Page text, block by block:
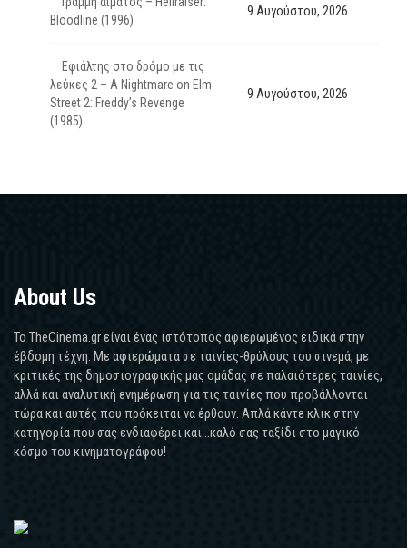
Bloodline (1996)
9 Αυγούστου, 2026
Εφιάλτης στο δρόμο με τις
λεύκες 2 – A Nightmare on Elm
Street 2: Freddy’s Revenge
(1985)
9 Αυγούστου, 2026
About Us
Το TheCinema.gr είναι ένας ιστότοπος αφιερωμένος ειδικά στην
έβδομη τέχνη. Με αφιερώματα σε ταινίες-θρύλους του σινεμά, με
κριτικές της δημοσιογραφικής μας ομάδας σε παλαιότερες ταινίες,
αλλά και αναλυτική ενημέρωση για τις ταινίες που προβάλλονται
τώρα και αυτές που πρόκειται να έρθουν. Απλά κάντε κλικ στην
κατηγορία που σας ενδιαφέρει και...καλό σας ταξίδι στο μαγικό
κόσμο του κινηματογράφου!